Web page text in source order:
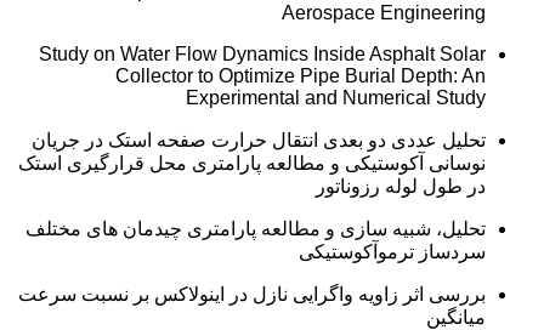
Aerospace Engineering
Study on Water Flow Dynamics Inside Asphalt Solar
Collector to Optimize Pipe Burial Depth: An
Experimental and Numerical Study
تحلیل عددی دو بعدی انتقال حرارت صفحه استک در جریان
نوسانی آکوستیکی و مطالعه پارامتری محل قرارگیری استک
در طول لوله رزوناتور
تحلیل، شبیه سازی و مطالعه پارامتری چیدمان های مختلف
سردساز ترموآکوستیکی
بررسی اثر زاویه واگرایی نازل در اینولاکس بر نسبت سرعت
میانگین